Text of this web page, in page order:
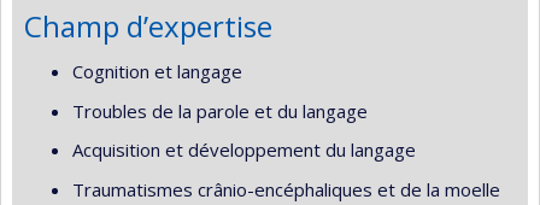
Champ d’expertise
Cognition et langage
Troubles de la parole et du langage
Acquisition et développement du langage
Traumatismes crânio-encéphaliques et de la moelle